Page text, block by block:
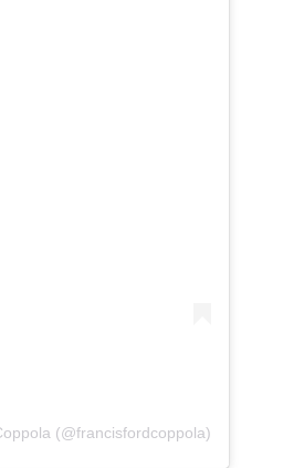
(@francisfordcoppola)